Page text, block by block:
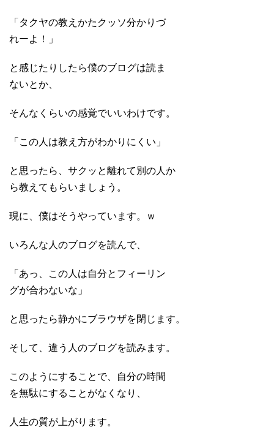
「タクヤの教えかたクッソ分かりづ
れーよ！」
と感じたりしたら僕のブログは読ま
ないとか、
そんなくらいの感覚でいいわけです。
「この人は教え方がわかりにくい」
と思ったら、サクッと離れて別の人か
ら教えてもらいましょう。
現に、僕はそうやっています。ｗ
いろんな人のブログを読んで、
「あっ、この人は自分とフィーリン
グが合わないな」
と思ったら静かにブラウザを閉じます。
そして、違う人のブログを読みます。
このようにすることで、自分の時間
を無駄にすることがなくなり、
人生の質が上がります。